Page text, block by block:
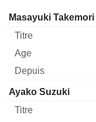
Dirigeant Titre Age
Masayuki Takemori
Ayako Suzuki